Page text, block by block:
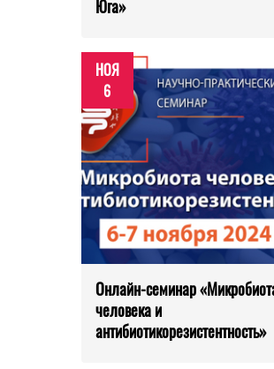
Юга»
НОЯ
6
Онлайн-семинар
человека и
антибиотикорезистентность»